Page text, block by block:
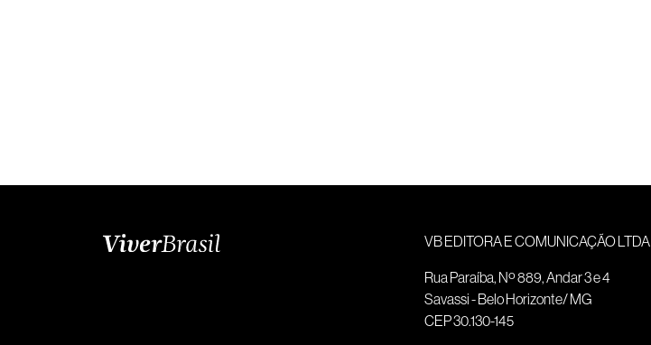
VB EDITORA E COMUNICAÇÃO LTDA
Rua Paraíba, Nº 889, Andar 3 e 4
Savassi - Belo Horizonte/ MG
CEP 30.130-145